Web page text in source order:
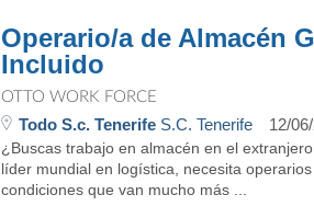
Operario/a de Almacén
Incluido
OTTO WORK FORCE
Todo S.c. TenerifeS.C. Tenerife 12/
¿Buscas trabajo en almacén en el
líder mundial en logística, necesita
condiciones que van mucho más ...